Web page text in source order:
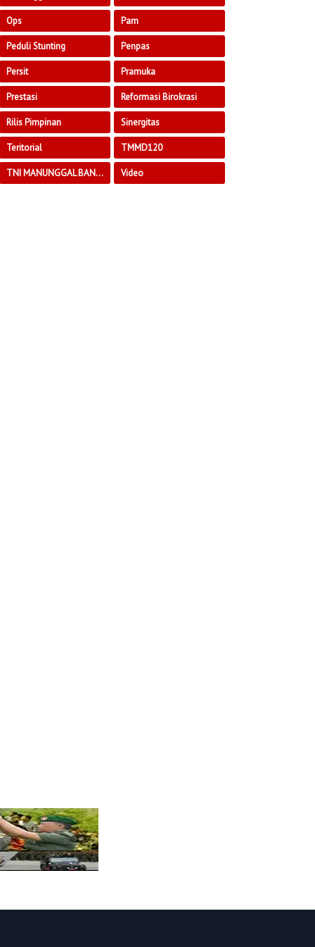
Ops Pam
Peduli Stunting Penpas
Persit Pramuka
Prestasi Reformasi Birokrasi
Rilis Pimpinan Sinergitas
Teritorial TMMD120
TNI MANUNGGAL BANGUN DESA Video